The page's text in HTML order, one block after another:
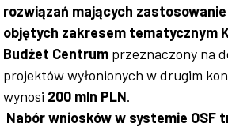
rozwiązań mających
objętych zakresem tematycznym
Budżet Centrum przeznaczony na
projektów wyłonionych w drugim
wynosi 200 mln PLN.
Nabór wniosków w systemie OSF